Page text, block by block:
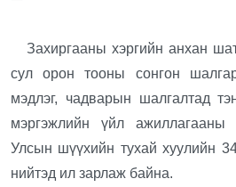
Захиргааны хэргийн анхан
сул орон тооны сонгон
мэдлэг, чадварын шалгалтад
мэргэжлийн үйл ажиллагааны
Улсын шүүхийн тухай хуулийн
нийтэд ил зарлаж байна.